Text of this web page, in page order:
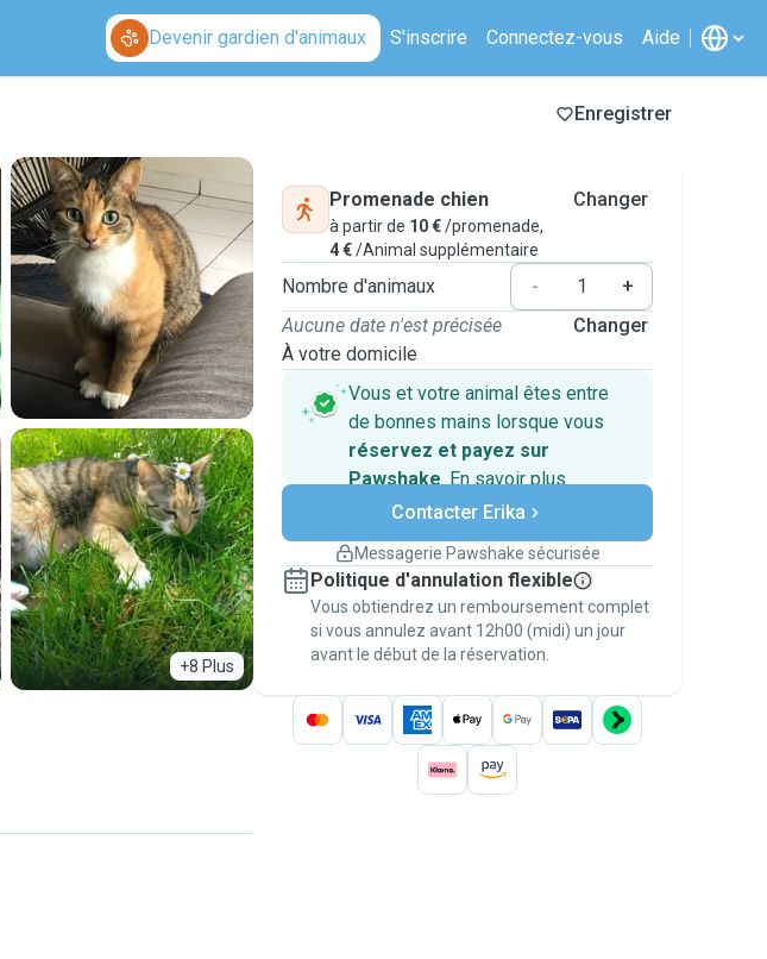
Devenir gardien d'animaux S'inscrire Connectez-vous Aide
Enregistrer
+8 Plus
Promenade chien
à partir de 10 €/promenade,
4 €/Animal supplémentaire
Changer
Nombre d'animaux -
+
Aucune date n'est précisée
À votre domicile
Changer
Vous et votre animal êtes entre
de bonnes mains lorsque vous
réservez et payez sur
Pawshake. En savoir plus
Paiements sécurisés
Assistance en cas de
Réservations couvertes par
nos garanties
Gardez tout sur Pawshake (du premier
message au paiement) pour bénéficier de la
Garantie Pawshake.
Contacter Erika
Messagerie Pawshake sécurisée
Politique d'annulation flexible
Vous obtiendrez un remboursement complet
si vous annulez avant 12h00 (midi) un jour
avant le début de la réservation.